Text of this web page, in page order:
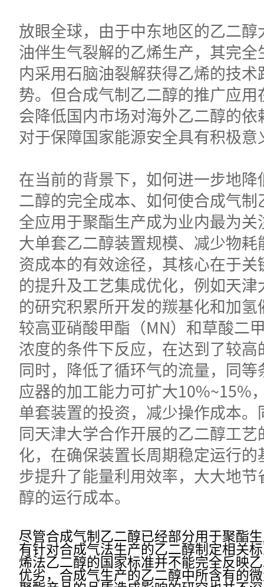
放眼全球，由于中东地区的乙二
油伴生气裂解的乙烯生产，其完
内采用石脑油裂解获得乙烯的技
势。但合成气制乙二醇的推广应
会降低国内市场对海外乙二醇的
对于保障国家能源安全具有积极意
在当前的背景下，如何进一步地
二醇的完全成本、如何使合成气
全应用于聚酯生产成为业内最为
大单套乙二醇装置规模、减少物
资成本的有效途径，其核心在于
的提升及工艺集成优化，例如天
的研究积累所开发的羰基化和加
较高亚硝酸甲酯（MN）和草酸二
浓度的条件下反应，在达到了较
同时，降低了循环气的流量，同
应器的加工能力可扩大10%~15%
单套装置的投资，减少操作成本
同天津大学合作开展的乙二醇工艺
化，在确保装置长周期稳定运行
步提升了能量利用效率，大大地
醇的运行成本。
尽管合成气制乙二醇已经部分用于聚酯
有针对合成气法生产的乙二醇制定相关
烯法乙二醇的国家标准并不能完全反映
优劣，合成气生产的乙二醇中所含有的